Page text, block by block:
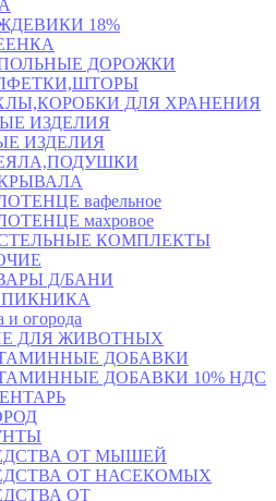
18%
ДОРОЖКИ
ДЛЯ ХРАНЕНИЯ
ИЗДЕЛИЯ
ИЗДЕЛИЯ
вафельное
махровое
КОМПЛЕКТЫ
Д/БАНИ
и огорода
ДЛЯ ЖИВОТНЫХ
ДОБАВКИ
ДОБАВКИ 10% НДС
ОТ МЫШЕЙ
ОТ НАСЕКОМЫХ
ОТ